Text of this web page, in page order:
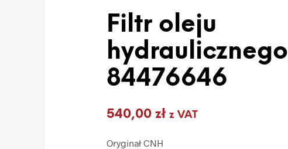
Filtr oleju
hydraulicznego
84476646
540,00zł z VAT
Oryginał CNH